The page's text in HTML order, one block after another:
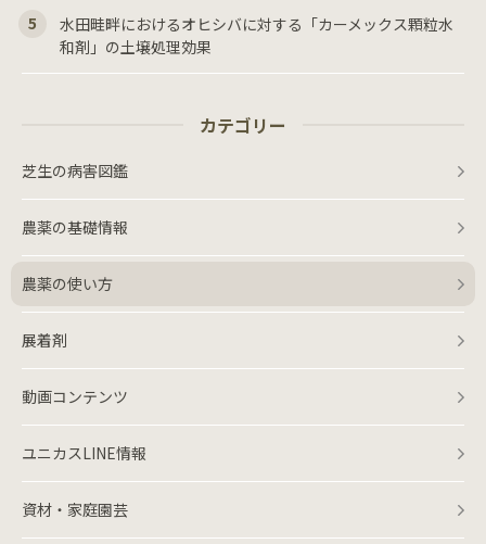
水田畦畔におけるオヒシバに対する「カーメックス顆粒水
和剤」の土壌処理効果
カテゴリー
芝生の病害図鑑
農薬の基礎情報
農薬の使い方
展着剤
動画コンテンツ
ユニカスLINE情報
資材・家庭園芸